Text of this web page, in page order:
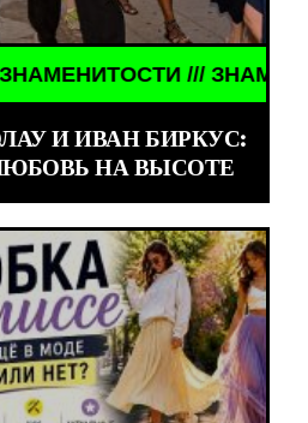
/// ЗНАМЕНИТОСТИ ///
И ИВАН БИРКУС:
НА ВЫСОТЕ